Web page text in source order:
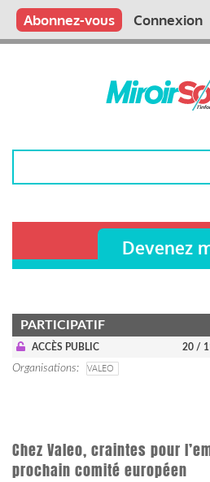
Aller
contenu
Main
Qui sommes nous ?
Vous publiez
Nous publions
Contactez-nous
Abonnez-vous Connexion
Devenez
PARTICIPATIF
ACCÈS PUBLIC 20 /
Organisations VALEO
Chez Valeo, craintes pour
prochain comité européen